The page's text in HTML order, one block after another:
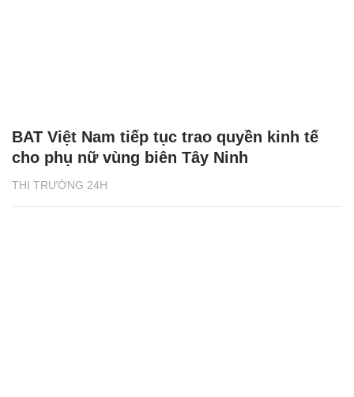
THỊ TRƯỜNG 24H
BAT Việt Nam tiếp tục trao quyền kinh tế
cho phụ nữ vùng biên Tây Ninh